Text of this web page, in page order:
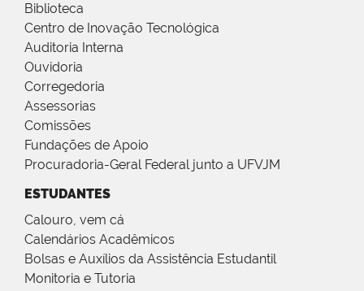
Biblioteca
Centro de Inovação Tecnológica
Auditoria Interna
Ouvidoria
Corregedoria
Assessorias
Comissões
Fundações de Apoio
Procuradoria-Geral Federal junto a UFVJM
ESTUDANTES
Calouro, vem cá
Calendários Acadêmicos
Bolsas e Auxílios da Assistência Estudantil
Monitoria e Tutoria